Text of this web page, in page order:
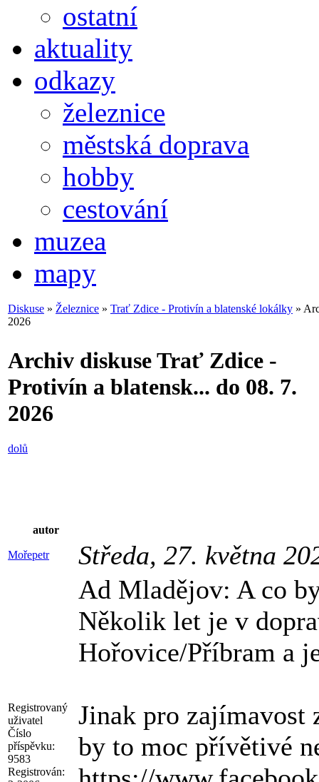
ostatní
aktuality
odkazy
železnice
městská doprava
hobby
cestování
muzea
mapy
Diskuse » Železnice » Trať Zdice - Protivín a blatenské lokálky »
2026
Archiv diskuse Trať Zdice -
Protivín a blatensk... do 08. 7.
2026
dolů
autor
Mořepetr Středa, 27. května
Registrovaný
uživatel
Číslo
příspěvku:
9583
Registrován:
Ad Mladějov: A co
Několik let je v
Hořovice/Příbram a
Jinak pro zajímavost
by to moc přívětivé